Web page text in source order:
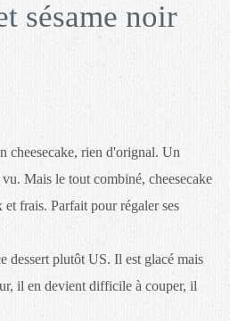
sésame noir
cheesecake, rien d'orignal. Un
Mais le tout combiné, cheesecake
et frais. Parfait pour régaler ses
dessert plutôt US. Il est glacé mais
il en devient difficile à couper, il